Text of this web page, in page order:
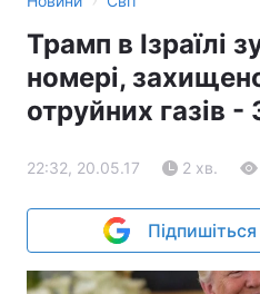
Трамп в Ізраїлі
номері,
отруйних газів -
22:32, 20.05.17 2 хв.